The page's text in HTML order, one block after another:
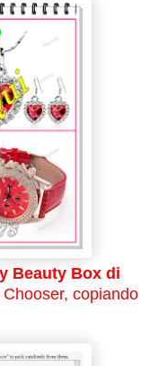
Beauty Box di
copiando